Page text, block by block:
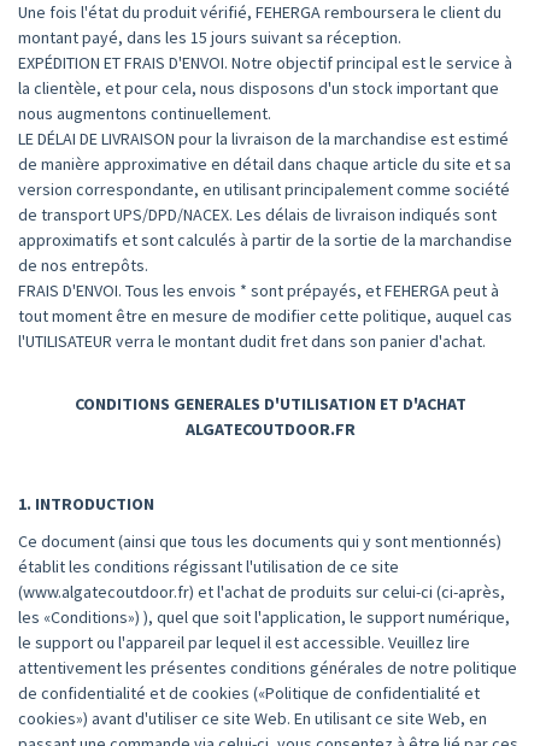
Une fois l'état du produit vérifié, FEHERGA remboursera le client du
montant payé, dans les 15 jours suivant sa réception.
EXPÉDITION ET FRAIS D'ENVOI. Notre objectif principal est le service à
la clientèle, et pour cela, nous disposons d'un stock important que
nous augmentons continuellement.
LE DÉLAI DE LIVRAISON pour la livraison de la marchandise est estimé
de manière approximative en détail dans chaque article du site et sa
version correspondante, en utilisant principalement comme société
de transport UPS/DPD/NACEX. Les délais de livraison indiqués sont
approximatifs et sont calculés à partir de la sortie de la marchandise
de nos entrepôts.
FRAIS D'ENVOI. Tous les envois * sont prépayés, et FEHERGA peut à
tout moment être en mesure de modifier cette politique, auquel cas
l'UTILISATEUR verra le montant dudit fret dans son panier d'achat.
CONDITIONS GENERALES D'UTILISATION ET D'ACHAT
ALGATECOUTDOOR.FR
1. INTRODUCTION
Ce document (ainsi que tous les documents qui y sont mentionnés)
établit les conditions régissant l'utilisation de ce site
(www.algatecoutdoor.fr) et l'achat de produits sur celui-ci (ci-après,
les «Conditions») ), quel que soit l'application, le support numérique,
le support ou l'appareil par lequel il est accessible. Veuillez lire
attentivement les présentes conditions générales de notre politique
de confidentialité et de cookies («Politique de confidentialité et
cookies») avant d'utiliser ce site Web. En utilisant ce site Web, en